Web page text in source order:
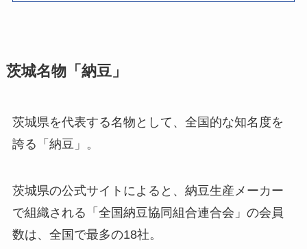
茨城名物「納豆」
茨城県を代表する名物として、全国的な知名度を
誇る「納豆」。
茨城県の公式サイトによると、納豆生産メーカー
で組織される「全国納豆協同組合連合会」の会員
数は、全国で最多の18社。